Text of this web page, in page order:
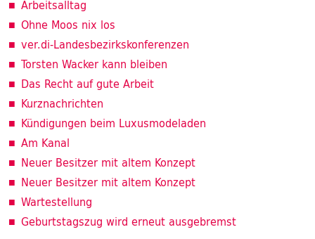
Arbeitsalltag
Ohne Moos nix los
ver.di-Landesbezirkskonferenzen
Torsten Wacker kann bleiben
Das Recht auf gute Arbeit
Kurznachrichten
Kündigungen beim Luxusmodeladen
Am Kanal
Neuer Besitzer mit altem Konzept
Neuer Besitzer mit altem Konzept
Wartestellung
Geburtstagszug wird erneut ausgebremst